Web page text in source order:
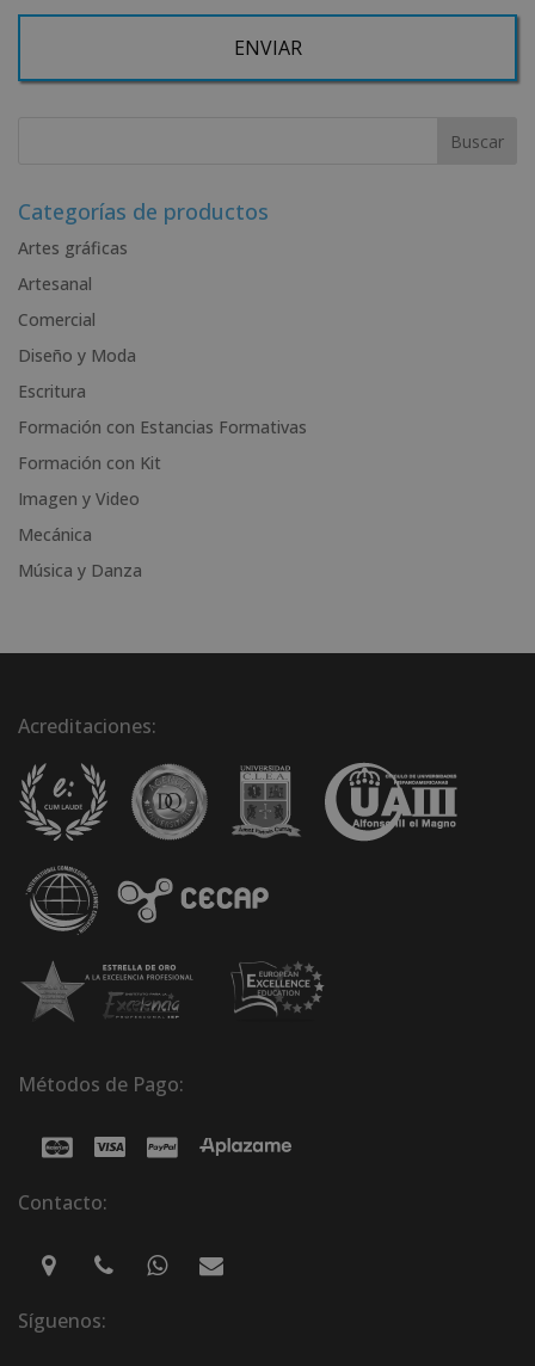
a la dirección admin@grupoesneca.com.
Desea recibir información comercial (vía telefónica y/o email):
r
a
t
i
e
:
Categorías de productos
Artes gráficas
Artesanal
Comercial
Diseño y Moda
Escritura
Formación con Estancias Formativas
Formación con Kit
Imagen y Video
Mecánica
Música y Danza
Acreditaciones:
Métodos de Pago:
Contacto:
Síguenos: